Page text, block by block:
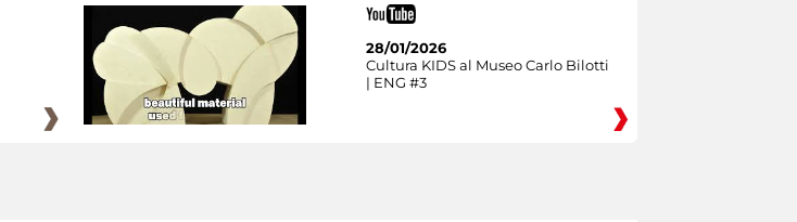
28/01/2026
Cultura KIDS al Museo Carlo Bilotti
| ENG #3